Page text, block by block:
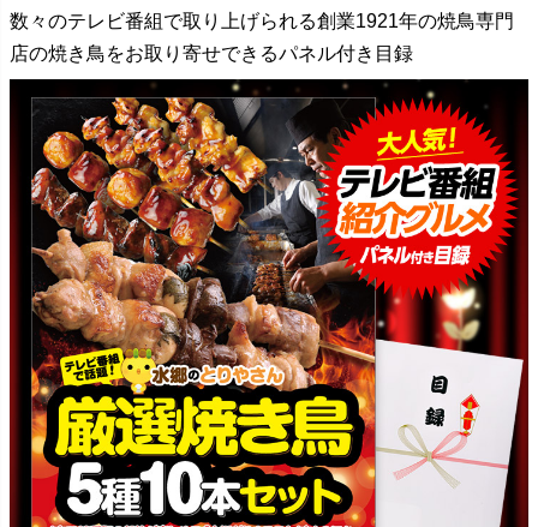
数々のテレビ番組で取り上げられる創業1921年の焼鳥専門
店の焼き鳥をお取り寄せできるパネル付き目録